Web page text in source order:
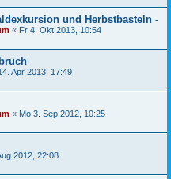
und Herbstbasteln -
« Fr 4. Okt 2013, 10:54
Apr 2013, 17:49
« Mo 3. Sep 2012, 10:25
2012, 22:08